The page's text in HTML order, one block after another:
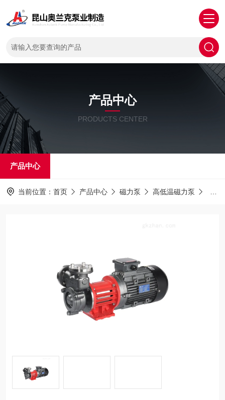
产品中心
PRODUCTS CENTER
产品中心
当前位置： 首页 产品中心 磁力泵 高低温磁力泵